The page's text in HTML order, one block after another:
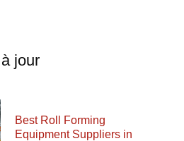
jour
Best Roll Forming
Equipment Suppliers in